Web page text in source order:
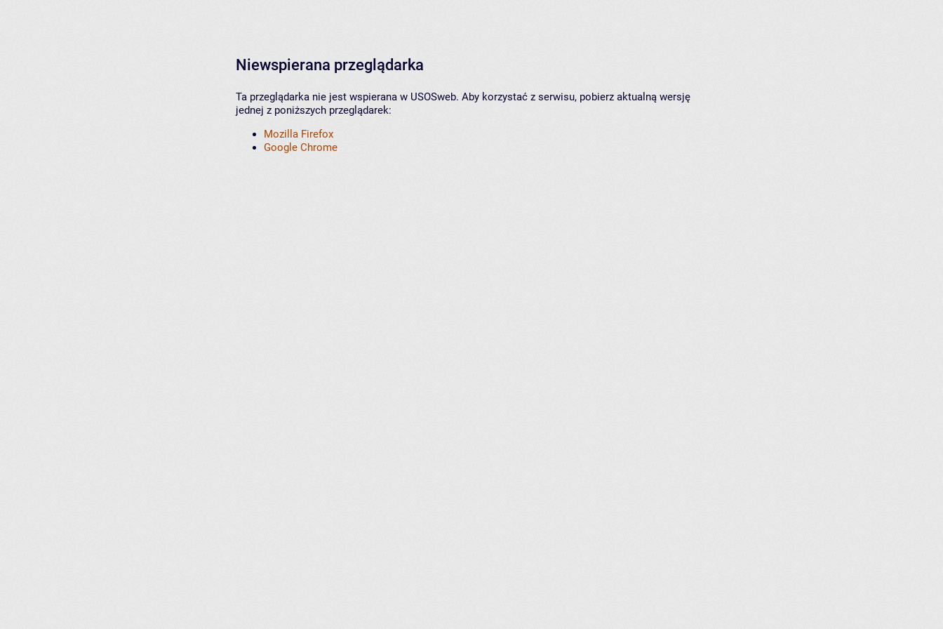
Niewspierana przeglądarka
Ta przeglądarka nie jest wspierana w USOSweb. Aby korzystać z serwisu, pobierz aktualną wersję
jednej z poniższych przeglądarek:
Mozilla Firefox
Google Chrome